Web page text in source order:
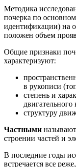
Методика
почерка по
идентификации) на
положен объем
Общие признаки
характеризуют:
в рукописи
степень и
двигательного
структуру
Частными
строении частей и
В последние годы
встречается все